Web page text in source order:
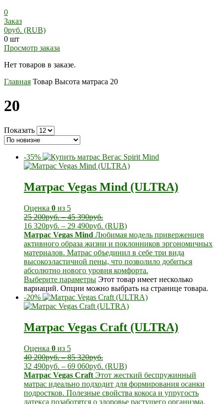
0
Заказ
0руб. (RUB)
0 шт
Просмотр заказа
Нет товаров в заказе.
Главная Товар Высота матраса 20
20
Показать
-35%
Матрас Vegas Mind (ULTRA)
Оценка 0 из 5
25 200руб.–45 390руб.
16 320руб. – 29 490руб. (RUB)
Матрас Vegas Mind Любимая модель приверженцев
активного образа жизни и поклонников эргономичных
материалов. Матрас объединил в себе три вида
высокоэластичной пены, что позволило добиться
абсолютно нового уровня комфорта.
Выберите параметры Этот товар имеет несколько
вариаций. Опции можно выбрать на странице товара.
-20%
Матрас Vegas Craft (ULTRA)
Оценка 0 из 5
40 200руб.–85 320руб.
32 490руб. – 69 060руб. (RUB)
Матрас Vegas Craft Этот жесткий беспружинный
матрас идеально подходит для формирования осанки
подростков. Полезные свойства кокоса и упругость
латекса позаботятся о здоровье растущего организма.